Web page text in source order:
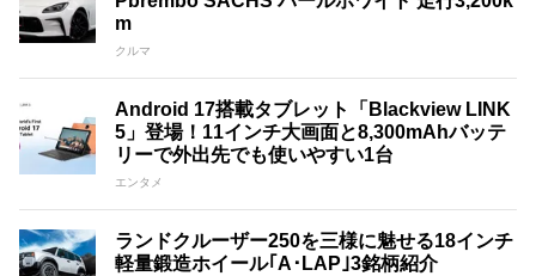
m
クルマ
Android 17搭載タブレット「Blackview LINK
5」登場！11インチ大画面と8,300mAhバッテ
リーで外出先でも使いやすい1台
エンタメ
ランドクルーザー250を三様に魅せる18インチ
軽量鍛造ホイール｢A･LAP｣3銘柄紹介